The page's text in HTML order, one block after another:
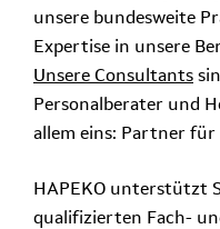
unsere bundesweite
Expertise in unsere
Unsere Consultants
Personalberater und
allem eins: Partner
HAPEKO unterstützt
qualifizierten Fach-